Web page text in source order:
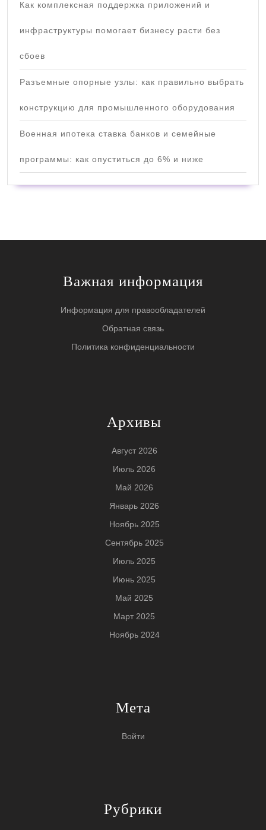
Как комплексная поддержка приложений и
инфраструктуры помогает бизнесу расти без
сбоев
Разъемные опорные узлы: как правильно выбрать
конструкцию для промышленного оборудования
Военная ипотека ставка банков и семейные
программы: как опуститься до 6% и ниже
Важная информация
Информация для правообладателей
Обратная связь
Политика конфиденциальности
Архивы
Август 2026
Июль 2026
Май 2026
Январь 2026
Ноябрь 2025
Сентябрь 2025
Июль 2025
Июнь 2025
Май 2025
Март 2025
Ноябрь 2024
Мета
Войти
Рубрики